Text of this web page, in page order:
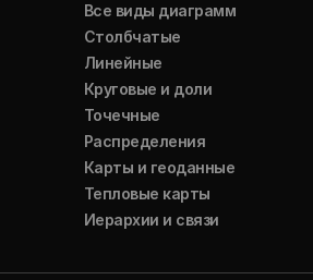
Все виды диаграмм
Столбчатые
Линейные
Круговые и доли
Точечные
Распределения
Карты и геоданные
Тепловые карты
Иерархии и связи